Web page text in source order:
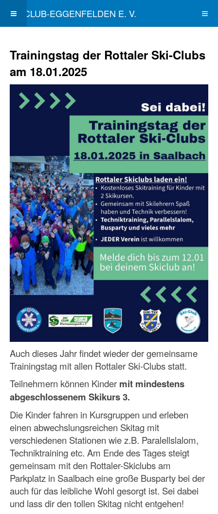
SKICLUB-EGGENFELDEN E. V.
Trainingstag der Rottaler Ski-Clubs
am 18.01.2025
Auch dieses Jahr findet wieder der gemeinsame
Trainingstag mit allen Rottaler Ski-Clubs statt.
Teilnehmern können Kinder mit mindestens
abgeschlossenem Skikurs 3.
Die Kinder fahren in Kursgruppen und erleben
einen abwechslungsreichen Skitag mit
verschiedenen Stationen wie z.B. Paralellslalom,
Techniktraining etc. Am Ende des Tages steigt
gemeinsam mit den Rottaler-Skiclubs am
Parkplatz in Saalbach eine große Busparty bei der
auch für das leibliche Wohl gesorgt ist. Sei dabei
und lass dir den tollen Skitag nicht entgehen!